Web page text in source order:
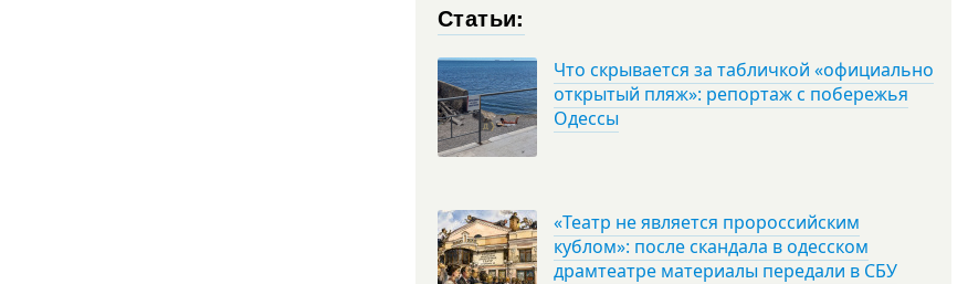
Статьи:
Что скрывается за табличкой «официально
открытый пляж»: репортаж с побережья
Одессы
«Театр не является пророссийским
кублом»: после скандала в одесском
драмтеатре материалы передали в СБУ